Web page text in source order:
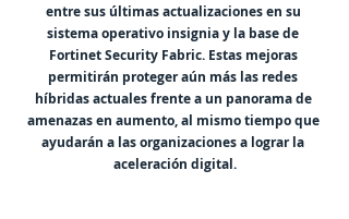
entre sus últimas actualizaciones en su
sistema operativo insignia y la base de
Fortinet Security Fabric. Estas mejoras
permitirán proteger aún más las redes
híbridas actuales frente a un panorama de
amenazas en aumento, al mismo tiempo que
ayudarán a las organizaciones a lograr la
aceleración digital.